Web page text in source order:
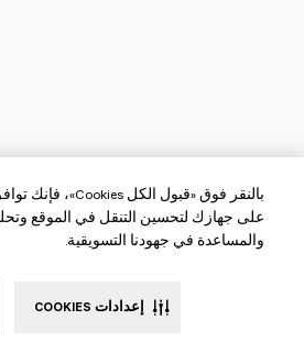
على جهازك لتحسين التنقل في الموقع
والمساعدة في جهودنا التسويقية.
إعدادات COOKIES